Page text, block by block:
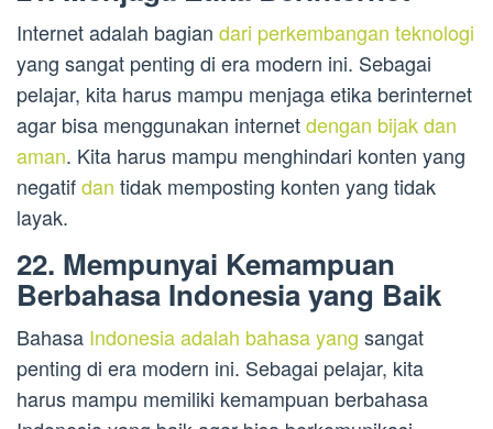
Internet adalah bagian dari perkembangan teknologi
yang sangat penting di era modern ini. Sebagai
pelajar, kita harus mampu menjaga etika berinternet
agar bisa menggunakan internetdengan bijak dan
aman. Kita harus mampu menghindari konten yang
negatifdan tidak memposting konten yang tidak
layak.
22. Mempunyai Kemampuan
Berbahasa Indonesia yang Baik
Bahasa Indonesia adalah bahasa yang sangat
penting di era modern ini. Sebagai pelajar, kita
harus mampu memiliki kemampuan berbahasa